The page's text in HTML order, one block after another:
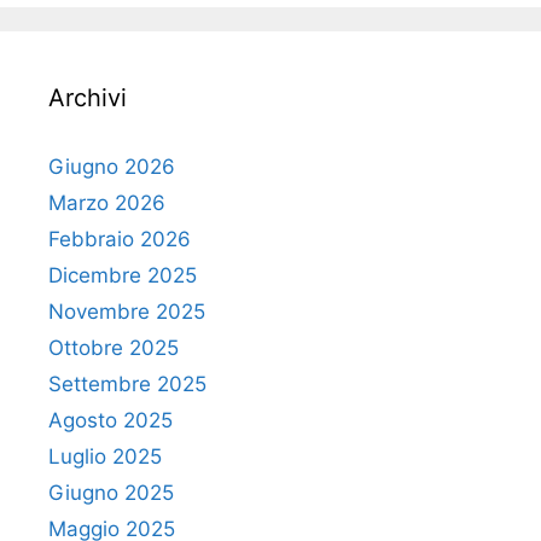
Archivi
Giugno 2026
Marzo 2026
Febbraio 2026
Dicembre 2025
Novembre 2025
Ottobre 2025
Settembre 2025
Agosto 2025
Luglio 2025
Giugno 2025
Maggio 2025